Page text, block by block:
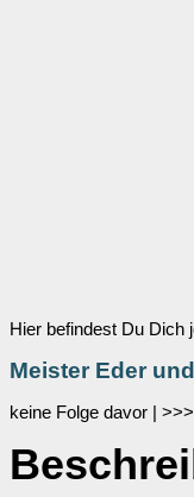
Hier befindest Du Dich
Meister Eder
keine Folge davor | >>>